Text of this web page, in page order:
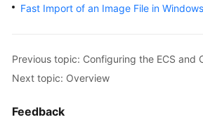
Started
Guide
Practices
Fast Import of an Image File in Windows
Next topic: Overview
Feedback